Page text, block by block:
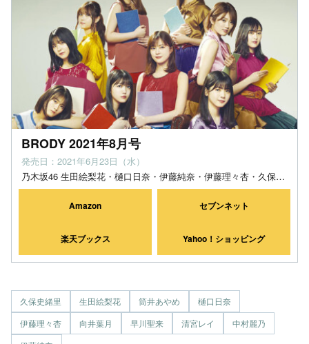
BRODY 2021年8月号
発売日：2021年6月23日（水）
乃木坂46 生田絵梨花・樋口日奈・伊藤純奈・伊藤理々杏・久保史緒里・中村麗乃・向井葉月・清宮レイ・筒井あやめ・早川聖来
Amazon セブンネット
楽天ブックス Yahoo！ショッピング
久保史緒里 生田絵梨花 筒井あやめ
樋口日奈
伊藤理々杏
向井葉月 早川聖来 清宮レイ
中村麗乃